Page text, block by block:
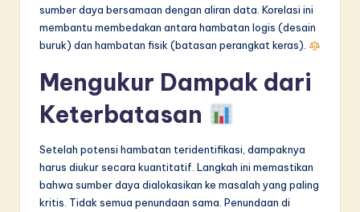
sumber daya bersamaan dengan aliran data. Korelasi ini
membantu membedakan antara hambatan logis (desain
buruk) dan hambatan fisik (batasan perangkat keras).
Mengukur Dampak dari
Keterbatasan
Setelah potensi hambatan teridentifikasi, dampaknya
harus diukur secara kuantitatif. Langkah ini memastikan
bahwa sumber daya dialokasikan ke masalah yang paling
kritis. Tidak semua penundaan sama. Penundaan di